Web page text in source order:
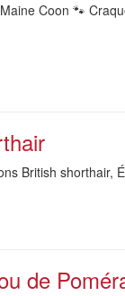
Coon 🐾
British shorthair,
de